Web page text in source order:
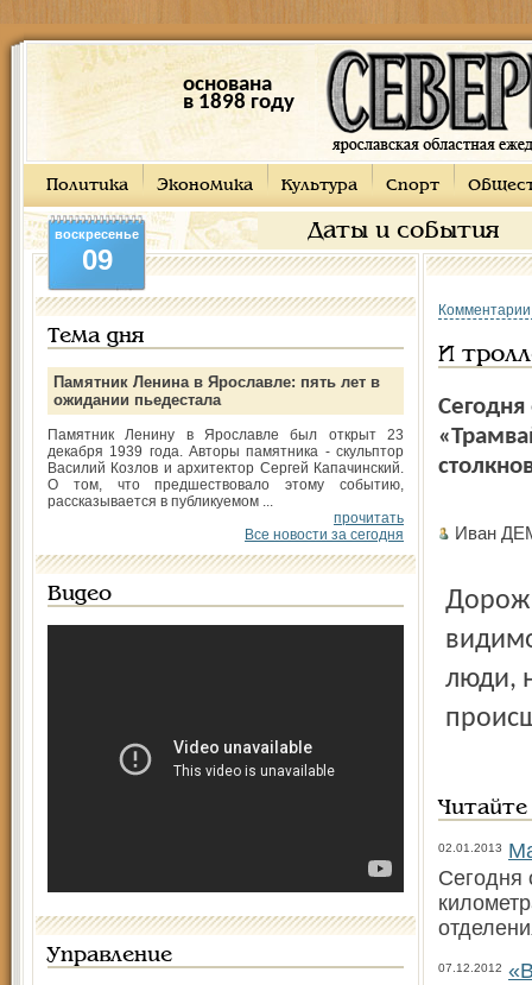
основана
в 1898 году
Политика Экономика Культура Спорт
Даты и события
воскресенье
09
Тема дня
Памятник Ленина в Ярославле: пять лет в
ожидании пьедестала
Памятник Ленину в Ярославле был открыт 23
декабря 1939 года. Авторы памятника - скульптор
Василий Козлов и архитектор Сергей Капачинский.
О том, что предшествовало этому событию,
рассказывается в публикуемом ...
прочитать
Все новости за сегодня
Видео
Управление
И
Сегодня
Иван
Дорожно-транспортное происшествие произошло, по-
люди,
02.01.2013
Сегодня
07.12.2012